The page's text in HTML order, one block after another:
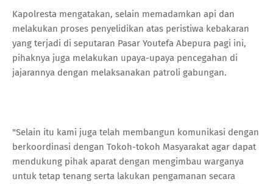
Kapolresta mengatakan, selain memadamkan api dan
melakukan proses penyelidikan atas peristiwa kebakaran
yang terjadi di seputaran Pasar Youtefa Abepura pagi ini,
pihaknya juga melakukan upaya-upaya pencegahan di
jajarannya dengan melaksanakan patroli gabungan.
"Selain itu kami juga telah membangun komunikasi dengan
berkoordinasi dengan Tokoh-tokoh Masyarakat agar dapat
mendukung pihak aparat dengan mengimbau warganya
untuk tetap tenang serta lakukan pengamanan secara